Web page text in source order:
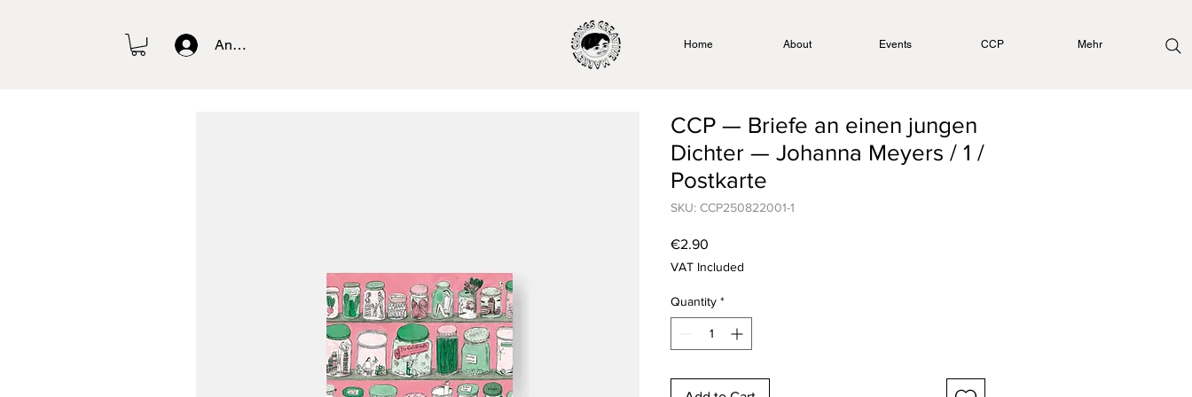
Anmelden Home About Events CCP Mehr
CCP — Briefe an einen jungen
Dichter — Johanna Meyers / 1 /
Postkarte
SKU: CCP250822001-1
€2.90
VAT Included
Quantity *